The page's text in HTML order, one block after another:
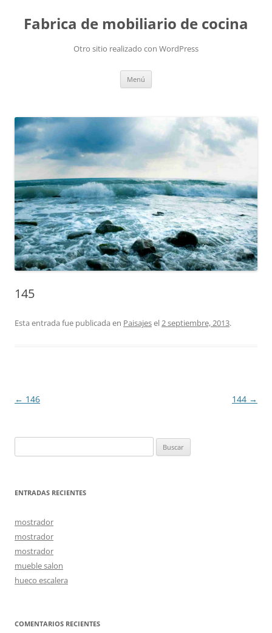
Fabrica de mobiliario de cocina
Otro sitio realizado con WordPress
Menú
145
Esta entrada fue publicada en Paisajesel2 septiembre, 2013.
Navegación
← 146 144 →
ENTRADAS RECIENTES
mostrador
mostrador
mostrador
mueble salon
hueco escalera
COMENTARIOS RECIENTES